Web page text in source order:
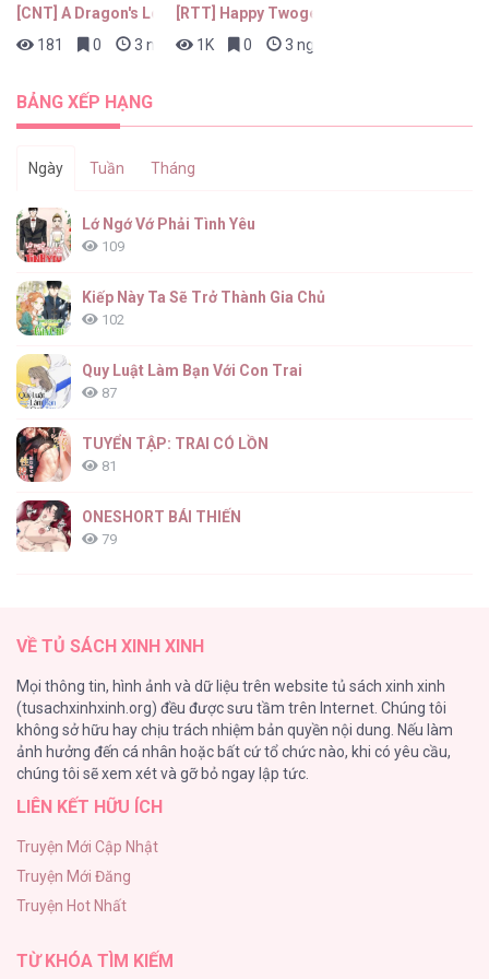
Dục Vọng Tình Ái [...] – Chap 20
Dục Vọng Tình Ái [...] – Chap 16
[CNT] A Dragon's Love
181
0 3 ngày trước
[RTT] Happy Twogether
1K
0 3 ngày trước
BẢNG XẾP HẠNG
Ngày Tuần Tháng
Lớ Ngớ Vớ Phải Tình Yêu
109
Kiếp Này Ta Sẽ Trở Thành Gia Chủ
102
Quy Luật Làm Bạn Với Con Trai
87
TUYỂN TẬP: TRAI CÓ LỒN
81
ONESHORT BÁI THIẾN
79
72
Hầu Nữ Bị Nguyền Rủa Trong Lâu Đài Của Công Tước
68
CẨN THẬN TRĂNG TRÒN THÁNG 3 ĐẤY
Tuyển Tập Manhwa Ngắn Bạo Dăm
49
VỀ TỦ SÁCH XINH XINH
Mọi thông tin, hình ảnh và dữ liệu trên website tủ sách xinh xinh
(tusachxinhxinh.org) đều được sưu tầm trên Internet. Chúng tôi
không sở hữu hay chịu trách nhiệm bản quyền nội dung. Nếu làm
ảnh hưởng đến cá nhân hoặc bất cứ tổ chức nào, khi có yêu cầu,
chúng tôi sẽ xem xét và gỡ bỏ ngay lập tức.
LIÊN KẾT HỮU ÍCH
Truyện Mới Cập Nhật
Truyện Mới Đăng
Truyện Hot Nhất
TỪ KHÓA TÌM KIẾM